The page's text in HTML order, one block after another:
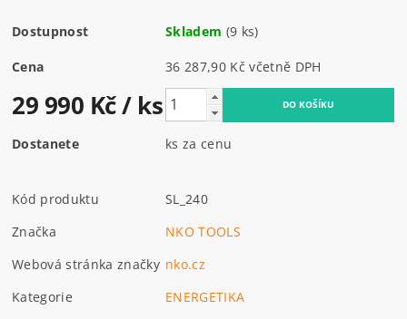
Dostupnost Skladem (9 ks)
Cena 36 287,90 Kč včetně DPH
29 990 Kč/ ks
Dostanete ks za cenu
Kód produktu
SL_240
Značka
NKO TOOLS
Webová stránka značky nko.cz
Kategorie
ENERGETIKA